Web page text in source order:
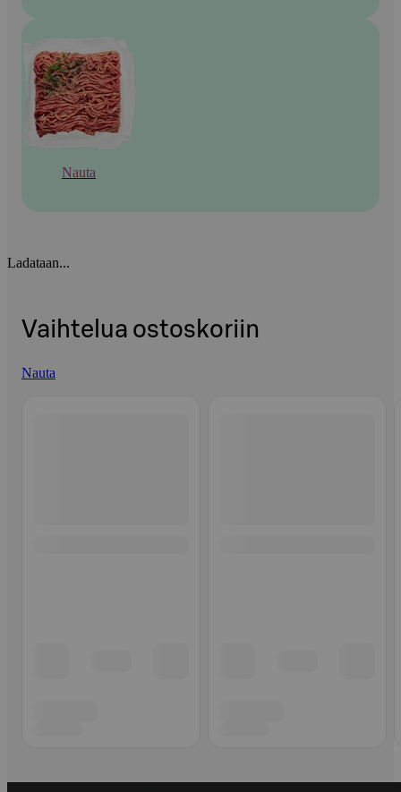
Nauta
Ladataan...
Vaihtelua ostoskoriin
Nauta